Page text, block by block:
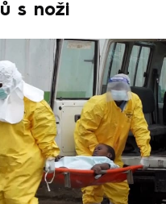
s noži